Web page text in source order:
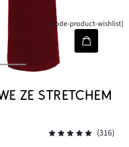
[node-product-wishlist]
ZE STRETCHEM
(316)